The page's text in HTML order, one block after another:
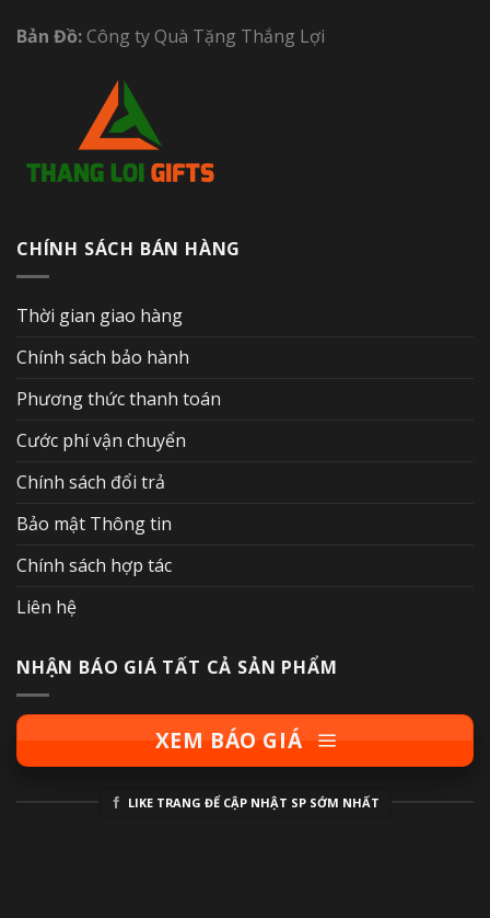
Bản Đồ:Công ty Quà Tặng Thắng Lợi
CHÍNH SÁCH BÁN HÀNG
Thời gian giao hàng
Chính sách bảo hành
Phương thức thanh toán
Cước phí vận chuyển
Chính sách đổi trả
Bảo mật Thông tin
Chính sách hợp tác
Liên hệ
NHẬN BÁO GIÁ TẤT CẢ SẢN PHẨM
XEM BÁO GIÁ
LIKE TRANG ĐỂ CẬP NHẬT SP SỚM NHẤT